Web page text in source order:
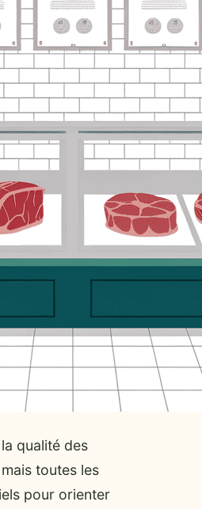
qualité des
toutes les
pour orienter